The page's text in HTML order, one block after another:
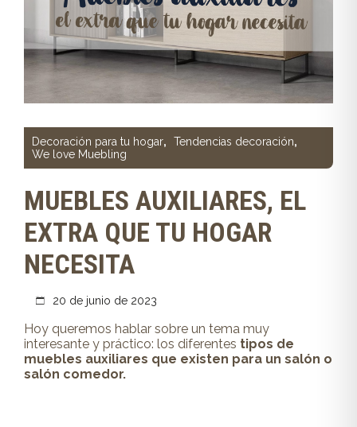
Decoración para tu hogar, Tendencias decoración,
We love Muebling
MUEBLES AUXILIARES, EL
EXTRA QUE TU HOGAR
NECESITA
20 de junio de 2023
Hoy queremos hablar sobre un tema muy
interesante y práctico: los diferentes tipos de
muebles auxiliares que existen para un salón o
salón comedor.